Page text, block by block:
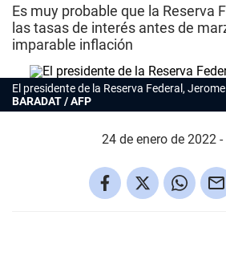
Es muy probable que la Reserva
las tasas de interés antes de
imparable inflación
El presidente de la Reserva Federal,
BARADAT / AFP
24 de enero de 2022